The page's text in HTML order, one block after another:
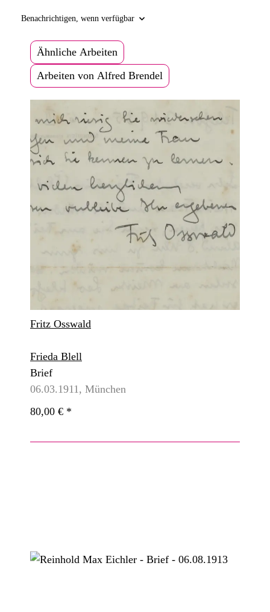
Benachrichtigen, wenn verfügbar
Ähnliche Arbeiten
Arbeiten von Alfred Brendel
Fritz Osswald
Frieda Blell
Brief
06.03.1911, München
80,00 € *